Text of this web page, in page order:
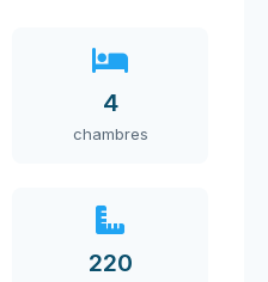
4
chambres
220